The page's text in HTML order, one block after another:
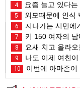
4 요즘 늘고 있다
5 외모때문에 인식
6 지나가는 시민에
7 키 150 여자의
8 요새 치고 올라
9 나도 이제 여친이
10 이번에 아마존